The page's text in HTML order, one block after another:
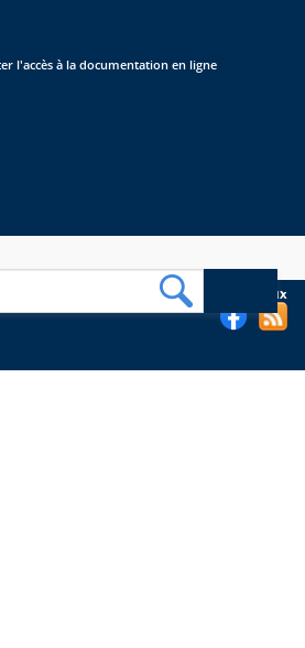
l'accès à la documentation en ligne
de l'EHESP sur les réseaux sociaux